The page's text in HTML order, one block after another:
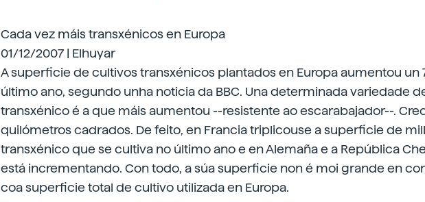
Cada vez máis transxénicos en Europa
01/12/2007 | Elhuyar
A superficie de cultivos transxénicos plantados en Europa aumentou un
último ano, segundo unha noticia da BBC. Una determinada variedade
transxénico é a que máis aumentou --resistente ao escarabajador--.
quilómetros cadrados. De feito, en Francia triplicouse a superficie de
transxénico que se cultiva no último ano e en Alemaña e a República
está incrementando. Con todo, a súa superficie non é moi grande en
coa superficie total de cultivo utilizada en Europa.